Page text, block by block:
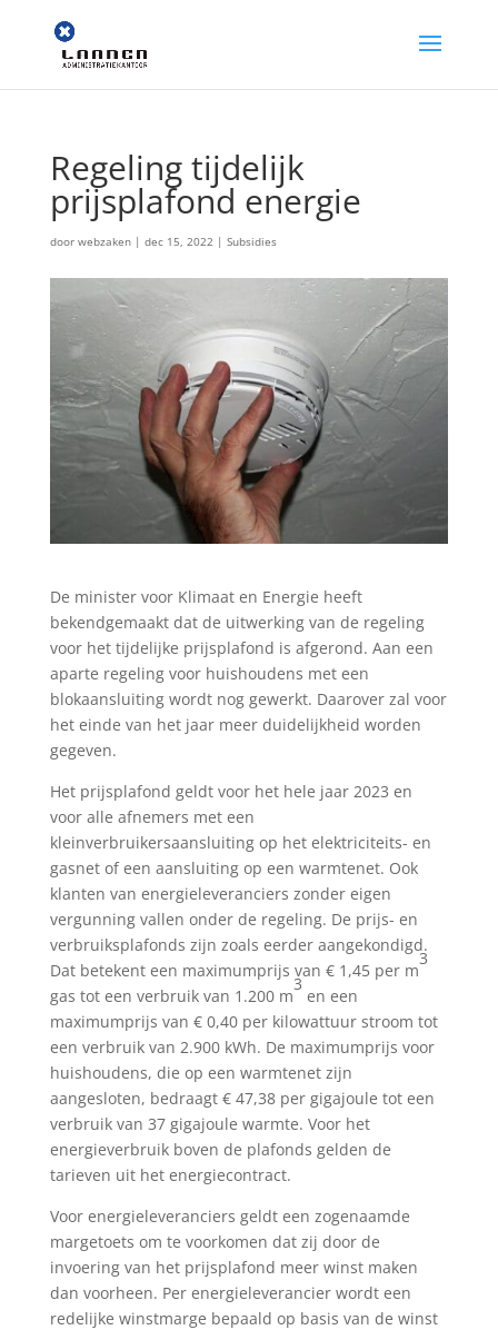
Regeling tijdelijk
prijsplafond energie
door webzaken| dec 15, 2022 | Subsidies
De minister voor Klimaat en Energie heeft
bekendgemaakt dat de uitwerking van de regeling
voor het tijdelijke prijsplafond is afgerond. Aan een
aparte regeling voor huishoudens met een
blokaansluiting wordt nog gewerkt. Daarover zal voor
het einde van het jaar meer duidelijkheid worden
gegeven.
Het prijsplafond geldt voor het hele jaar 2023 en
voor alle afnemers met een
kleinverbruikersaansluiting op het elektriciteits- en
gasnet of een aansluiting op een warmtenet. Ook
klanten van energieleveranciers zonder eigen
vergunning vallen onder de regeling. De prijs- en
verbruiksplafonds zijn zoals eerder aangekondigd.
Dat betekent een maximumprijs van € 1,45 per m
3
gas tot een verbruik van 1.200 m
3
en een
maximumprijs van € 0,40 per kilowattuur stroom tot
een verbruik van 2.900 kWh. De maximumprijs voor
huishoudens, die op een warmtenet zijn
aangesloten, bedraagt € 47,38 per gigajoule tot een
verbruik van 37 gigajoule warmte. Voor het
energieverbruik boven de plafonds gelden de
tarieven uit het energiecontract.
Voor energieleveranciers geldt een zogenaamde
margetoets om te voorkomen dat zij door de
invoering van het prijsplafond meer winst maken
dan voorheen. Per energieleverancier wordt een
redelijke winstmarge bepaald op basis van de winst